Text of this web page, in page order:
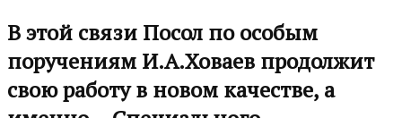
В этой связи Посол по особым
поручениям И.А.Ховаев продолжит
свою работу в новом качестве, а